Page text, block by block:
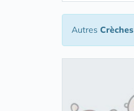
Autres Crèches